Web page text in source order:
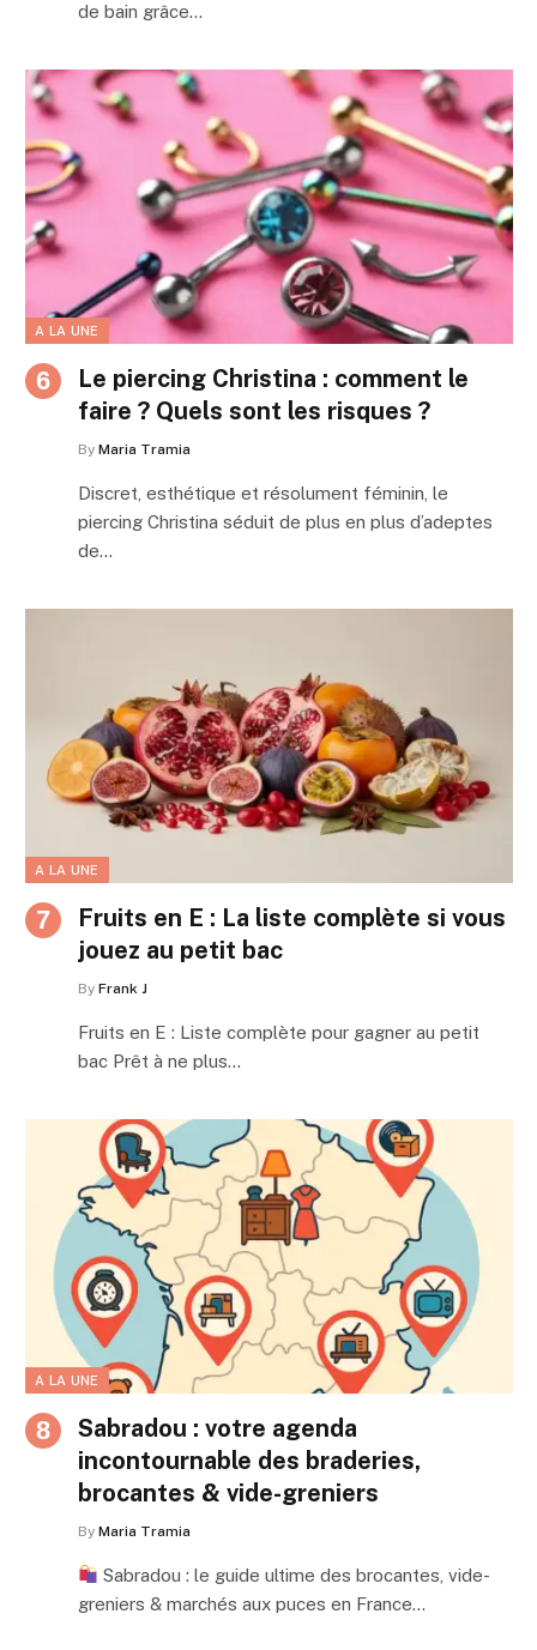
de bain grâce…
A LA UNE
Le piercing Christina : comment le
faire ? Quels sont les risques ?
By Maria Tramia
Discret, esthétique et résolument féminin, le
piercing Christina séduit de plus en plus d’adeptes
de…
A LA UNE
Fruits en E : La liste complète si vous
jouez au petit bac
By Frank J
Fruits en E : Liste complète pour gagner au petit
bac Prêt à ne plus…
A LA UNE
Sabradou : votre agenda
incontournable des braderies,
brocantes & vide-greniers
By Maria Tramia
Sabradou : le guide ultime des brocantes, vide-
greniers & marchés aux puces en France…